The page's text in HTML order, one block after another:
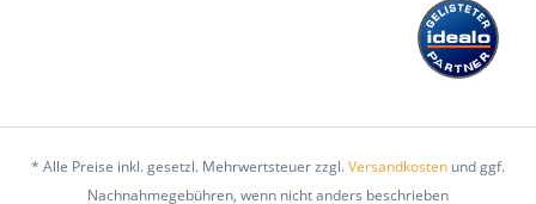
* Alle Preise inkl. gesetzl. Mehrwertsteuer zzgl.Versandkosten und ggf.
Nachnahmegebühren, wenn nicht anders beschrieben